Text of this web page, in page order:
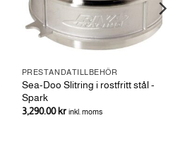
PRESTANDATILLBEHÖR
Sea-Doo Slitring i rostfritt stål -
Spark
3,290.00kr inkl. moms